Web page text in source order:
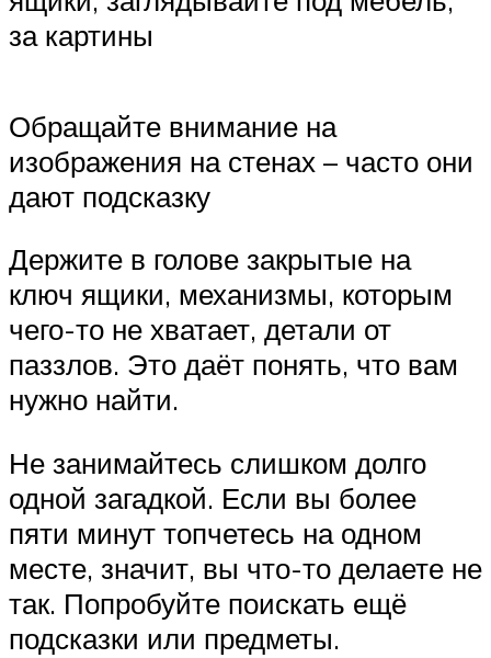
за картины
Обращайте внимание на
изображения на стенах – часто они
дают подсказку
Держите в голове закрытые на
ключ ящики, механизмы, которым
чего-то не хватает, детали от
паззлов. Это даёт понять, что вам
нужно найти.
Не занимайтесь слишком долго
одной загадкой. Если вы более
пяти минут топчетесь на одном
месте, значит, вы что-то делаете не
так. Попробуйте поискать ещё
подсказки или предметы.